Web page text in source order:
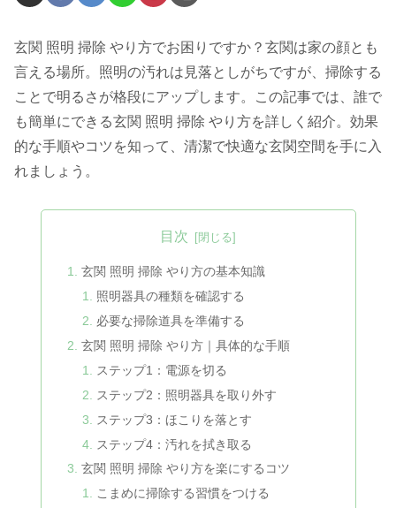
玄関 照明 掃除 やり方でお困りですか？玄関は家の顔とも
言える場所。照明の汚れは見落としがちですが、掃除する
ことで明るさが格段にアップします。この記事では、誰で
も簡単にできる玄関 照明 掃除 やり方を詳しく紹介。効果
的な手順やコツを知って、清潔で快適な玄関空間を手に入
れましょう。
目次
玄関 照明 掃除 やり方の基本知識
照明器具の種類を確認する
必要な掃除道具を準備する
玄関 照明 掃除 やり方｜具体的な手順
ステップ1：電源を切る
ステップ2：照明器具を取り外す
ステップ3：ほこりを落とす
ステップ4：汚れを拭き取る
玄関 照明 掃除 やり方を楽にするコツ
こまめに掃除する習慣をつける